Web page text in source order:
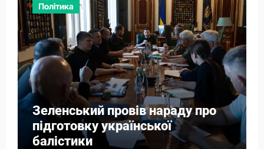
Політика
Зеленський провів нараду про
підготовку української
балістики